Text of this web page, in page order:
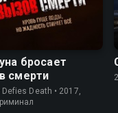
5.6
бросает
смерти
Defies Death • 2017,